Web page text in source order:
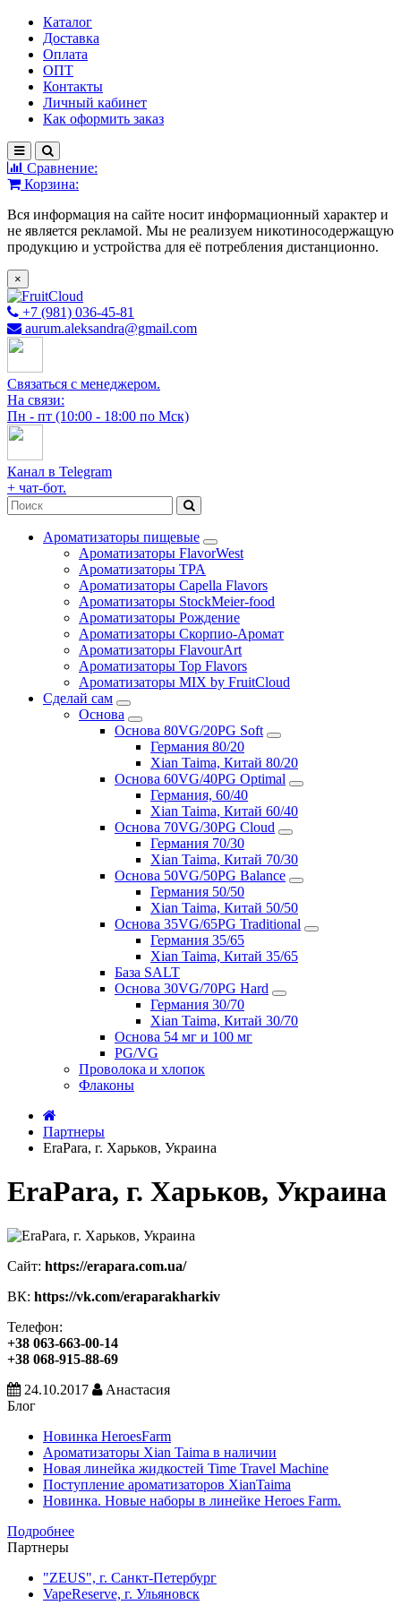
Каталог
Доставка
Оплата
ОПТ
Контакты
Личный кабинет
Как оформить заказ
Сравнение:
Корзина:
Вся информация на сайте носит информационный характер и
не является рекламой. Мы не реализуем никотиносодержащую
продукцию и устройства для её потребления дистанционно.
×
+7 (981) 036-45-81
aurum.aleksandra@gmail.com
Связаться с менеджером.
На связи:
Пн - пт (10:00 - 18:00 по Мск)
Канал в Telegram
+ чат-бот.
Ароматизаторы пищевые
Ароматизаторы FlavorWest
Ароматизаторы TPA
Ароматизаторы Capella Flavors
Ароматизаторы StockMeier-food
Ароматизаторы Рождение
Ароматизаторы Скорпио-Аромат
Ароматизаторы FlavourArt
Ароматизаторы Top Flavors
Ароматизаторы MIX by FruitCloud
Сделай сам
Основа
Основа 80VG/20PG Soft
Германия 80/20
Xian Taima, Китай 80/20
Основа 60VG/40PG Optimal
Германия, 60/40
Xian Taima, Китай 60/40
Основа 70VG/30PG Cloud
Германия 70/30
Xian Taima, Китай 70/30
Основа 50VG/50PG Balance
Германия 50/50
Xian Taima, Китай 50/50
Основа 35VG/65PG Traditional
Германия 35/65
Xian Taima, Китай 35/65
База SALT
Основа 30VG/70PG Hard
Германия 30/70
Xian Taima, Китай 30/70
Основа 54 мг и 100 мг
PG/VG
Проволока и хлопок
Флаконы
Партнеры
EraPara, г. Харьков, Украина
EraPara, г. Харьков, Украина
Сайт: https://erapara.com.ua/
ВК: https://vk.com/eraparakharkiv
Телефон:
+38 063-663-00-14
+38 068-915-88-69
24.10.2017
Анастасия
Блог
Новинка HeroesFarm
Ароматизаторы Xian Taima в наличии
Новая линейка жидкостей Time Travel Machine
Поступление ароматизаторов XianTaima
Новинка. Новые наборы в линейке Heroes Farm.
Подробнее
Партнеры
"ZEUS", г. Санкт-Петербург
VapeReserve, г. Ульяновск